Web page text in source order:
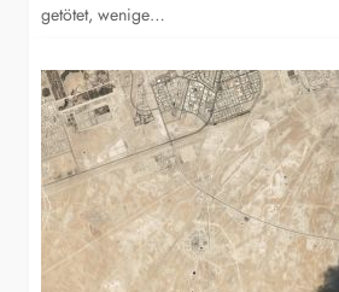
getötet, wenige…